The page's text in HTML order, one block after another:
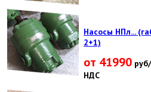
Насосы НПл...
2+1)
от 41990
НДС